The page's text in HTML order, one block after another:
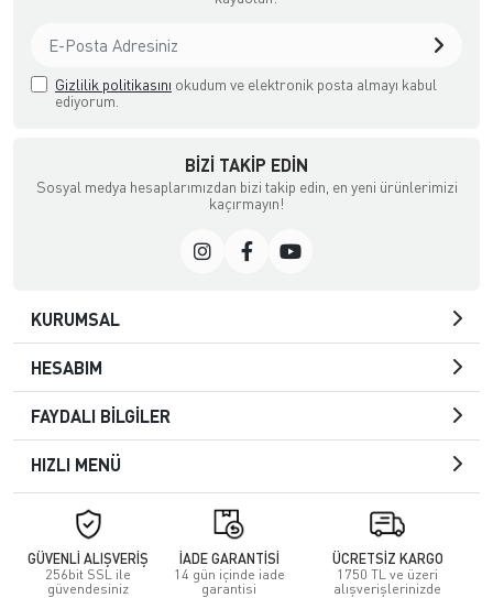
Gizlilik politikasını okudum ve elektronik posta almayı kabul
ediyorum.
BIZI TAKIP EDIN
Sosyal medya hesaplarımızdan bizi takip edin, en yeni ürünlerimizi
kaçırmayın!
KURUMSAL
HESABIM
FAYDALI BİLGİLER
HIZLI MENÜ
GÜVENLİ ALIŞVERİŞ
256bit SSL ile
güvendesiniz
İADE GARANTİSİ
14 gün içinde iade
garantisi
ÜCRETSİZ KARGO
1750 TL ve üzeri
alışverişlerinizde